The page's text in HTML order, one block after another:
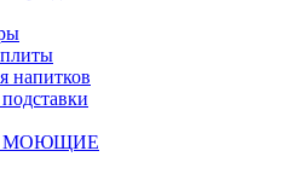
напитков
МОЮЩИЕ